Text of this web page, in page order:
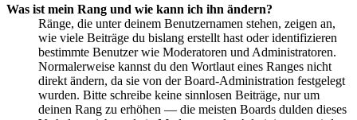
Was ist mein Rang und wie kann ich ihn ändern?
Ränge, die unter deinem Benutzernamen stehen, zeigen an,
wie viele Beiträge du bislang erstellt hast oder identifizieren
bestimmte Benutzer wie Moderatoren und Administratoren.
Normalerweise kannst du den Wortlaut eines Ranges nicht
direkt ändern, da sie von der Board-Administration festgelegt
wurden. Bitte schreibe keine sinnlosen Beiträge, nur um
deinen Rang zu erhöhen — die meisten Boards dulden dieses